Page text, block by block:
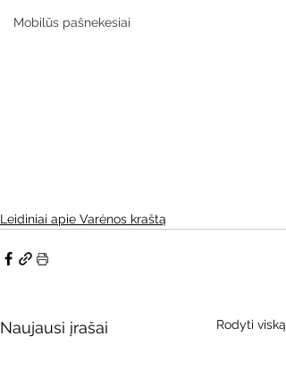
Mobilūs pašnekesiai
Leidiniai apie Varėnos kraštą
Naujausi įrašai Rodyti viską